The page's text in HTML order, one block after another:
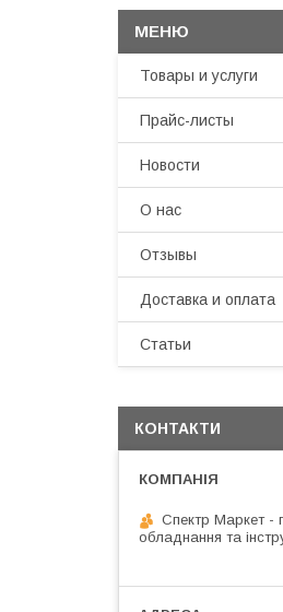
Товары и услуги
Прайс-листы
Новости
О нас
Отзывы
Доставка и оплата
Статьи
КОНТАКТИ
Спектр Маркет -
обладнання та